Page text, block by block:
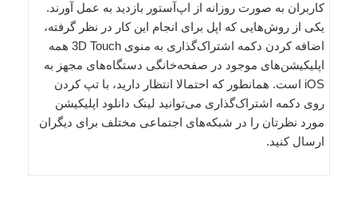
کاربران به صورت روزانه از اپ‌آستور بازدید به عمل آورند.
یکی از روش‌هایی که اپل برای انجام این کار در نظر گرفته،
اضافه کردن دکمه اشتراک‌گذاری به منوی 3D Touch همه
اپلیکیشن‌های موجود در صفحه‌خانگی دستگاه‌های مجهز به
iOS است. همانطور که احتمالا انتظار دارید، با تپ کردن
روی دکمه اشتراک‌گذاری می‌توانید لینک دانلود اپلیکیشن
مورد نظرتان را در شبکه‌های اجتماعی مختلف برای دیگران
ارسال کنید.